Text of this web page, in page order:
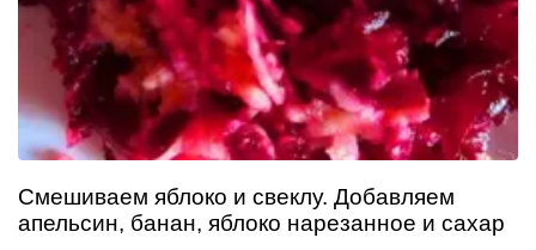
Смешиваем яблоко и свеклу. Добавляем
апельсин, банан, яблоко нарезанное и сахар